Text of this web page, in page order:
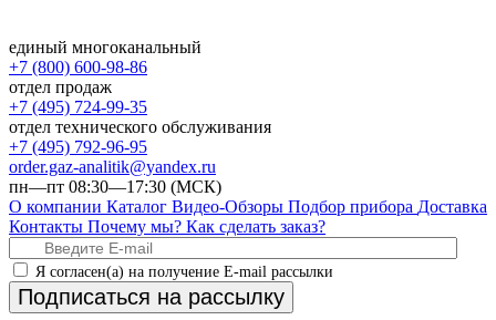
единый многоканальный
+7 (800) 600-98-86
отдел продаж
+7 (495) 724-99-35
отдел технического обслуживания
+7 (495) 792-96-95
order.gaz-analitik@yandex.ru
пн—пт 08:30—17:30 (МСК)
О компании Каталог Видео-Обзоры Подбор прибора Доставка
Контакты Почему мы? Как сделать заказ?
Я согласен(а) на получение E-mail рассылки
Подписаться на рассылку